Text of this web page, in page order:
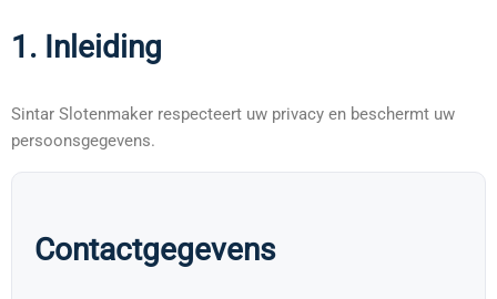
1. Inleiding
Sintar Slotenmaker respecteert uw privacy en beschermt uw
persoonsgegevens.
Contactgegevens